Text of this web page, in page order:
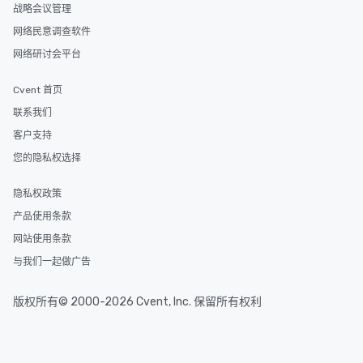
战略会议管理
网络民意调查软件
网络研讨会平台
Cvent 首页
联系我们
客户支持
您的隐私权选择
隐私权政策
产品使用条款
网站使用条款
与我们一起做广告
版权所有© 2000-2026 Cvent, Inc. 保留所有权利